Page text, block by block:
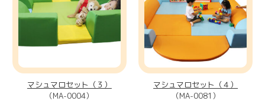
マシュマロセット（３）
（MA-0004）
マシュマロセット（４）
（MA-0081）